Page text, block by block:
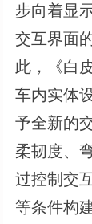
步向着显
交互界面
此，《白
车内实体
予全新的
柔韧度、
过控制交
等条件构